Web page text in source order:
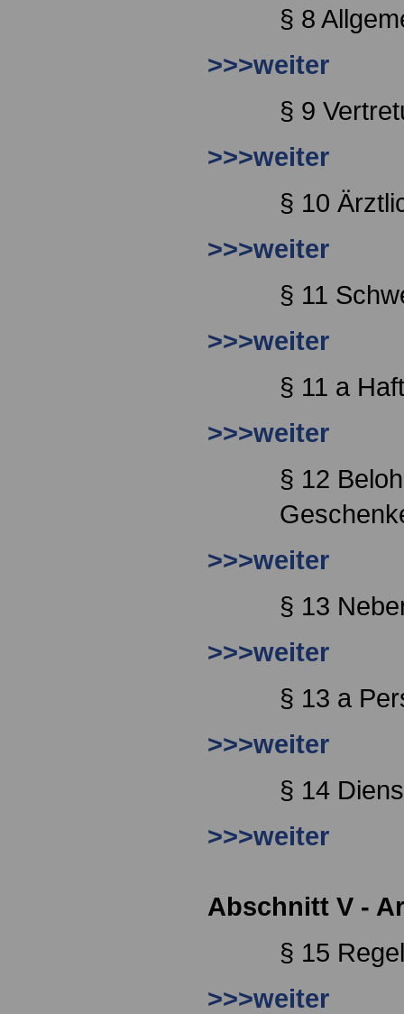
§ 8
>>>weiter
§ 9
>>>weiter
§ 10
>>>weiter
§ 11
>>>weiter
§ 11 a
>>>weiter
§ 12
>>>weiter
§ 13
>>>weiter
§ 13 a
>>>weiter
§ 14
>>>weiter
Abschnitt V -
§ 15
>>>weiter